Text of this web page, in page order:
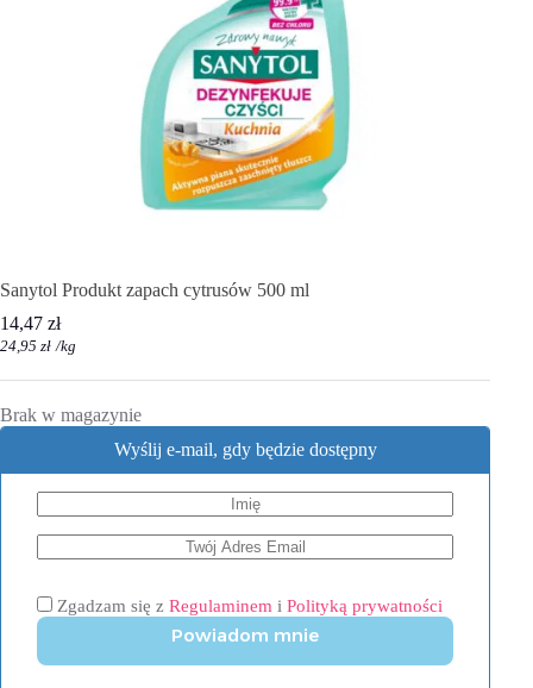
Sanytol Produkt zapach cytrusów 500 ml
14,47 zł
24,95 zł /kg
Brak w magazynie
Wyślij e-mail, gdy będzie dostępny
Zgadzam się z Regulaminem i Polityką prywatności
Powiadom mnie